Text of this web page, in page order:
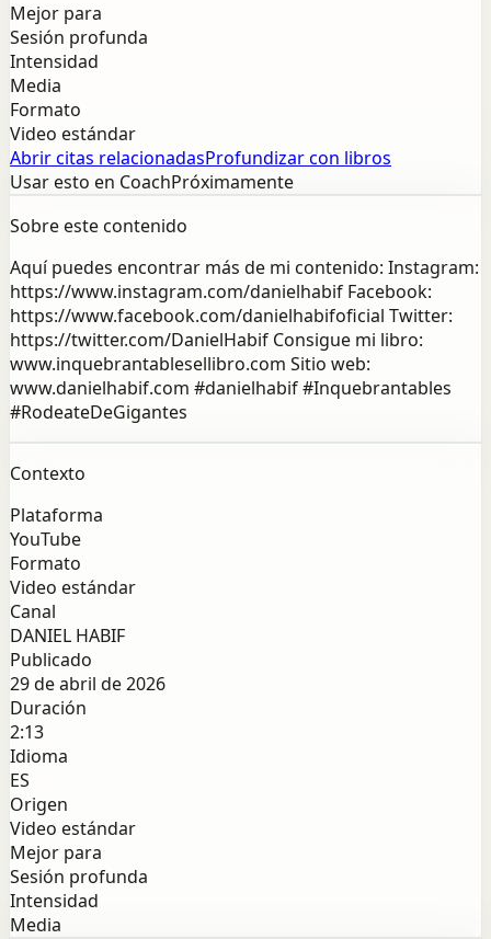
Mejor para
Sesión profunda
Intensidad
Media
Formato
Video estándar
Abrir citas relacionadasProfundizar con libros
Usar esto en CoachPróximamente
Sobre este contenido
Aquí puedes encontrar más de mi contenido: Instagram:
https://www.instagram.com/danielhabif Facebook:
https://www.facebook.com/danielhabifoficial Twitter:
https://twitter.com/DanielHabif Consigue mi libro:
www.inquebrantablesellibro.com Sitio web:
www.danielhabif.com #danielhabif #Inquebrantables
#RodeateDeGigantes
Contexto
Plataforma
YouTube
Formato
Video estándar
Canal
DANIEL HABIF
Publicado
29 de abril de 2026
Duración
2:13
Idioma
ES
Origen
Video estándar
Mejor para
Sesión profunda
Intensidad
Media